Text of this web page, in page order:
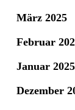
März 2025
Februar
Januar 2025
Dezember